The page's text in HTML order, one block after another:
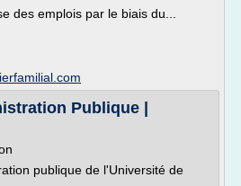
des emplois par le biais du...
Publique |
publique de l'Université de